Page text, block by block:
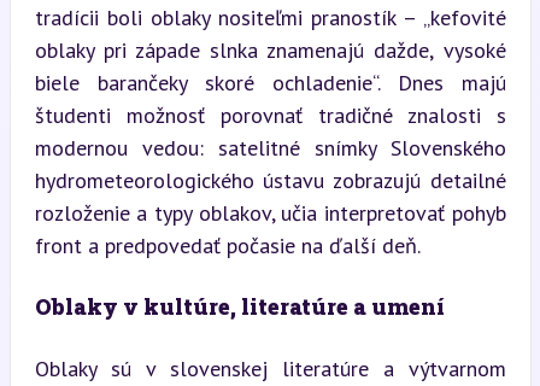
tradícii boli oblaky nositeľmi pranostík – „kefovité
oblaky pri západe slnka znamenajú dažde, vysoké
biele barančeky skoré ochladenie“. Dnes majú
študenti možnosť porovnať tradičné znalosti s
modernou vedou: satelitné snímky Slovenského
hydrometeorologického ústavu zobrazujú detailné
rozloženie a typy oblakov, učia interpretovať pohyb
front a predpovedať počasie na ďalší deň.
Oblaky v kultúre, literatúre a umení
Oblaky sú v slovenskej literatúre a výtvarnom